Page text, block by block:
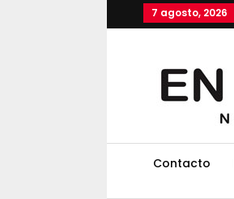
7 agosto, 2026
Contacto